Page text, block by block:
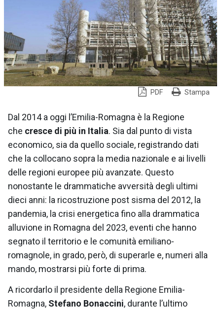
PDF Stampa
Dal 2014 a oggi l’Emilia-Romagna è la Regione
che cresce di più in Italia. Sia dal punto di vista
economico, sia da quello sociale, registrando dati
che la collocano sopra la media nazionale e ai livelli
delle regioni europee più avanzate. Questo
nonostante le drammatiche avversità degli ultimi
dieci anni: la ricostruzione post sisma del 2012, la
pandemia, la crisi energetica fino alla drammatica
alluvione in Romagna del 2023, eventi che hanno
segnato il territorio e le comunità emiliano-
romagnole, in grado, però, di superarle e, numeri alla
mando, mostrarsi più forte di prima.
A ricordarlo il presidente della Regione Emilia-
Romagna, Stefano Bonaccini, durante l’ultimo